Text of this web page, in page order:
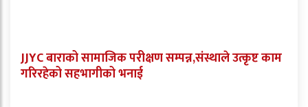
JJYC बाराको सामाजिक परीक्षण सम्पन्न,संस्थाले उत्कृष्ट काम
गरिरहेको सहभागीको भनाई